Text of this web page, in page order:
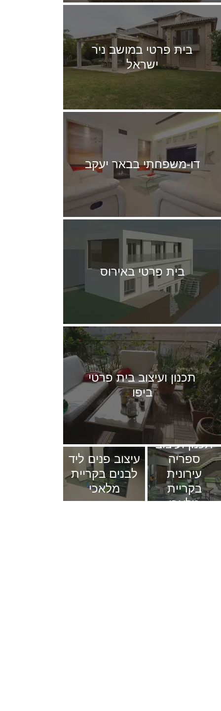
בית פרטי במושב ניר
ישראל
דו-משפחתי בבאר יעקב
בית פרטי באירוס
תכנון ועיצוב בית פרטי
ביפו
תכנון ועיצוב
ספריה
עירונית
בקריית
מלאכי
עיצוב פנים ליד
לבנים בקריית
מלאכי